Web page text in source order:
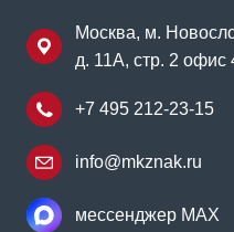
Москва, м.
д. 11А, стр. 2 офис
+7 495 212-23-15
info@mkznak.ru
мессенджер MAX